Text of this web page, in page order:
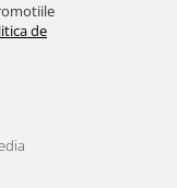
de